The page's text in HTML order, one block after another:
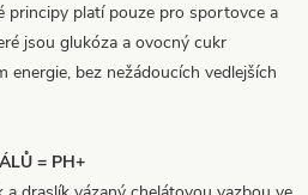
principy platí pouze pro sportovce a
jsou glukóza a ovocný cukr
energie, bez nežádoucích vedlejších
= PH+